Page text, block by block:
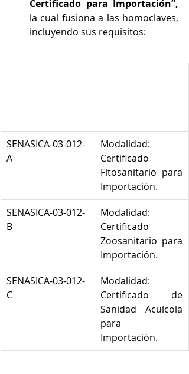
la cual fusiona a las homoclaves,
incluyendo sus requisitos:
SENASICA-03-012-
A
Modalidad:
Certificado
Fitosanitario para
Importación.
SENASICA-03-012-
B
Modalidad:
Certificado
Zoosanitario para
Importación.
SENASICA-03-012-
C
Modalidad:
Certificado de
Sanidad Acuícola
para
Importación.